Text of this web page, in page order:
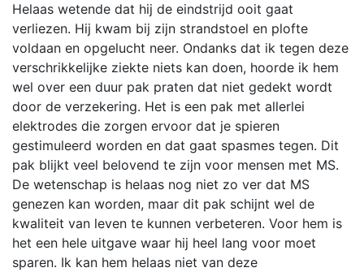
Helaas wetende dat hij de eindstrijd ooit gaat
verliezen. Hij kwam bij zijn strandstoel en plofte
voldaan en opgelucht neer. Ondanks dat ik tegen deze
verschrikkelijke ziekte niets kan doen, hoorde ik hem
wel over een duur pak praten dat niet gedekt wordt
door de verzekering. Het is een pak met allerlei
elektrodes die zorgen ervoor dat je spieren
gestimuleerd worden en dat gaat spasmes tegen. Dit
pak blijkt veel belovend te zijn voor mensen met MS.
De wetenschap is helaas nog niet zo ver dat MS
genezen kan worden, maar dit pak schijnt wel de
kwaliteit van leven te kunnen verbeteren. Voor hem is
het een hele uitgave waar hij heel lang voor moet
sparen. Ik kan hem helaas niet van deze